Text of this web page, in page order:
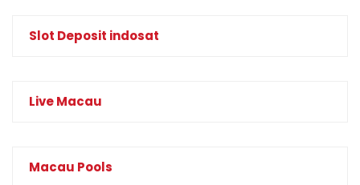
Slot Deposit indosat
Live Macau
Macau Pools